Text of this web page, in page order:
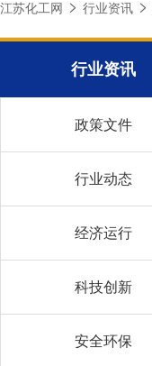
江苏化工网 行业资讯
行业资讯
政策文件
行业动态
经济运行
科技创新
安全环保